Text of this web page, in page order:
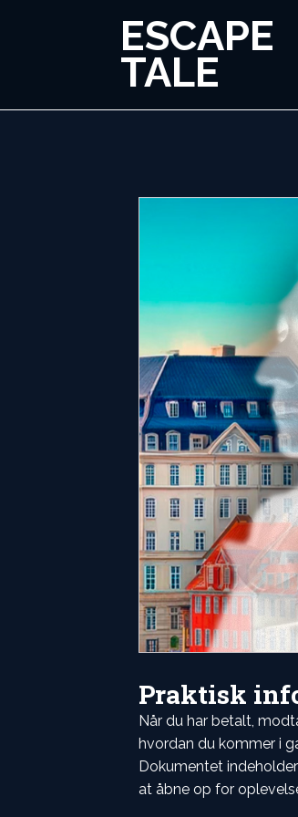
ESCAPE
TALE
Praktisk
Når du har betalt,
hvordan du kommer i
Dokumentet
at åbne op for